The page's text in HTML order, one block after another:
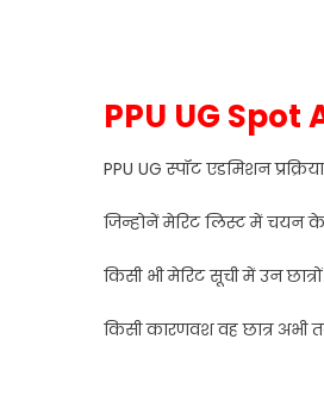
PPU UG
PPU UG स्पॉट एडमिशन
जिन्होनें मेरिट लिस्ट में चयन
किसी भी मेरिट सूची में उन
किसी कारणवश वह छात्र अभी